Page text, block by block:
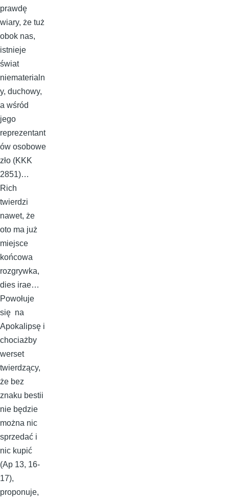
prawdę
wiary, że tuż
obok nas,
istnieje
świat
niematerialn
y, duchowy,
a wśród
jego
reprezentant
ów osobowe
zło (KKK
2851)…
Rich
twierdzi
nawet, że
oto ma już
miejsce
końcowa
rozgrywka,
dies irae…
Powołuje
się na
Apokalipsę i
chociażby
werset
twierdzący,
że bez
znaku bestii
nie będzie
można nic
sprzedać i
nic kupić
(Ap 13, 16-
17),
proponuje,